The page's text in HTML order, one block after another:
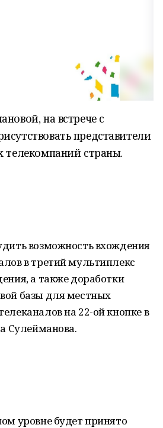
на встрече с
представители
телекомпаний страны.
возможность вхождения
в третий мультиплекс
а также доработки
базы для местных
на 22-ой кнопке в
Сулейманова.
уровне будет принято